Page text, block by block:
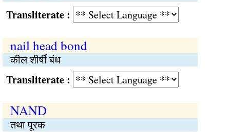
:
nail head bond
कील शीर्षी बंध
:
NAND
तथा पूरक